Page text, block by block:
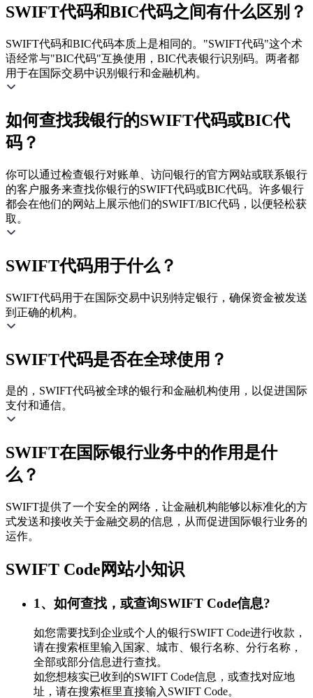
SWIFT代码和BIC代码之间有什么区别？
SWIFT代码和BIC代码本质上是相同的。"SWIFT代码"这个术
语经常与"BIC代码"互换使用，BIC代表银行识别码。两者都
用于在国际交易中识别银行和金融机构。
如何查找我银行的SWIFT代码或BIC代
码？
你可以通过检查银行对账单、访问银行的官方网站或联系银行
的客户服务来查找你银行的SWIFT代码或BIC代码。许多银行
都会在他们的网站上展示他们的SWIFT/BIC代码，以便轻松获
取。
SWIFT代码用于什么？
SWIFT代码用于在国际交易中识别特定银行，确保资金被发送
到正确的机构。
SWIFT代码是否在全球使用？
是的，SWIFT代码被全球的银行和金融机构使用，以促进国际
支付和通信。
SWIFT在国际银行业务中的作用是什
么？
SWIFT提供了一个安全的网络，让金融机构能够以标准化的方
式发送和接收关于金融交易的信息，从而促进国际银行业务的
运作。
SWIFT Code网站小知识
1、如何查找，或查询SWIFT Code信息?
如您需要找到企业或个人的银行SWIFT Code进行收款，
请在搜索框里输入国家、城市、银行名称、分行名称，
全部或部分信息进行查找。
如您想核实已收到的SWIFT Code信息，或查找对应地
址，请在搜索框里直接输入SWIFT Code。